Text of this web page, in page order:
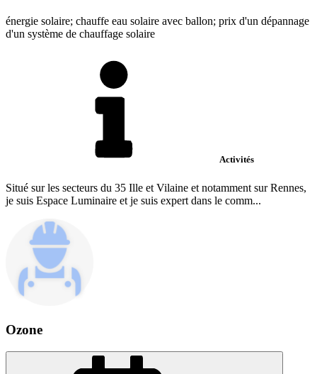
énergie solaire; chauffe eau solaire avec ballon; prix d'un dépannage
d'un système de chauffage solaire
Activités
Situé sur les secteurs du 35 Ille et Vilaine et notamment sur Rennes,
je suis Espace Luminaire et je suis expert dans le comm...
Ozone